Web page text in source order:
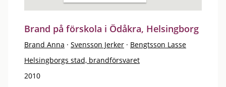
Brand på förskola i Ödåkra, Helsingborg
Brand Anna · Svensson Jerker · Bengtsson Lasse
Helsingborgs stad, brandförsvaret
2010